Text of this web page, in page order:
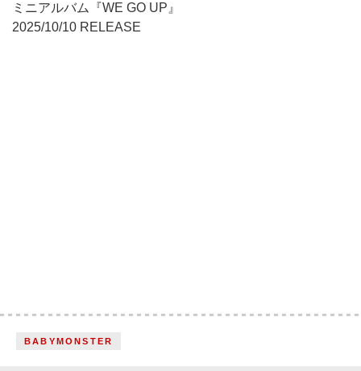
ミニアルバム『WE GO UP』
2025/10/10 RELEASE
BABYMONSTER